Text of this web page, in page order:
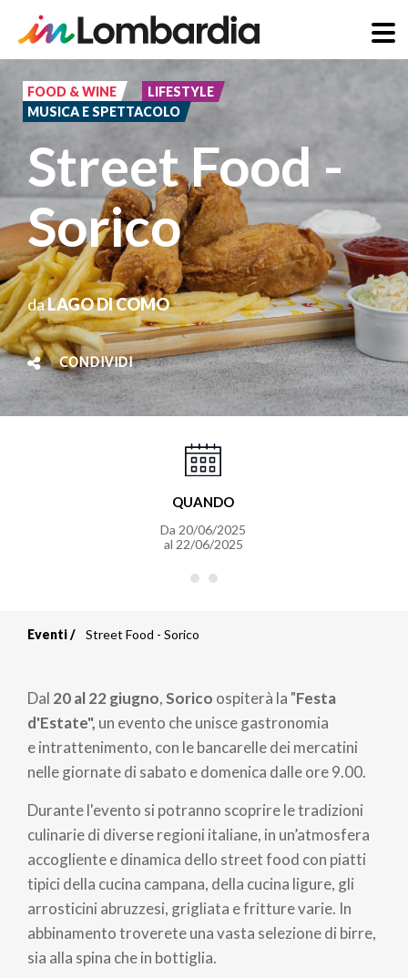
contenuto
principale
FOOD & WINE
LIFESTYLE
MUSICA E SPETTACOLO
Street Food -
Sorico
daLAGO DI COMO
CONDIVIDI
QUANDO
Da 20/06/2025
al 22/06/2025
di
pane
Eventi Street Food - Sorico
Dal 20 al 22 giugno,Sorico ospiterà la "Festa
d'Estate", un evento che unisce gastronomia
e intrattenimento, con le bancarelle dei mercatini
nelle giornate di sabato e domenica dalle ore 9.00.
Durante l'evento si potranno scoprire le tradizioni
culinarie di diverse regioni italiane, in un’atmosfera
accogliente e dinamica dello street food con piatti
tipici della cucina campana, della cucina ligure, gli
arrosticini abruzzesi, grigliata e fritture varie. In
abbinamento troverete una vasta selezione di birre,
sia alla spina che in bottiglia.